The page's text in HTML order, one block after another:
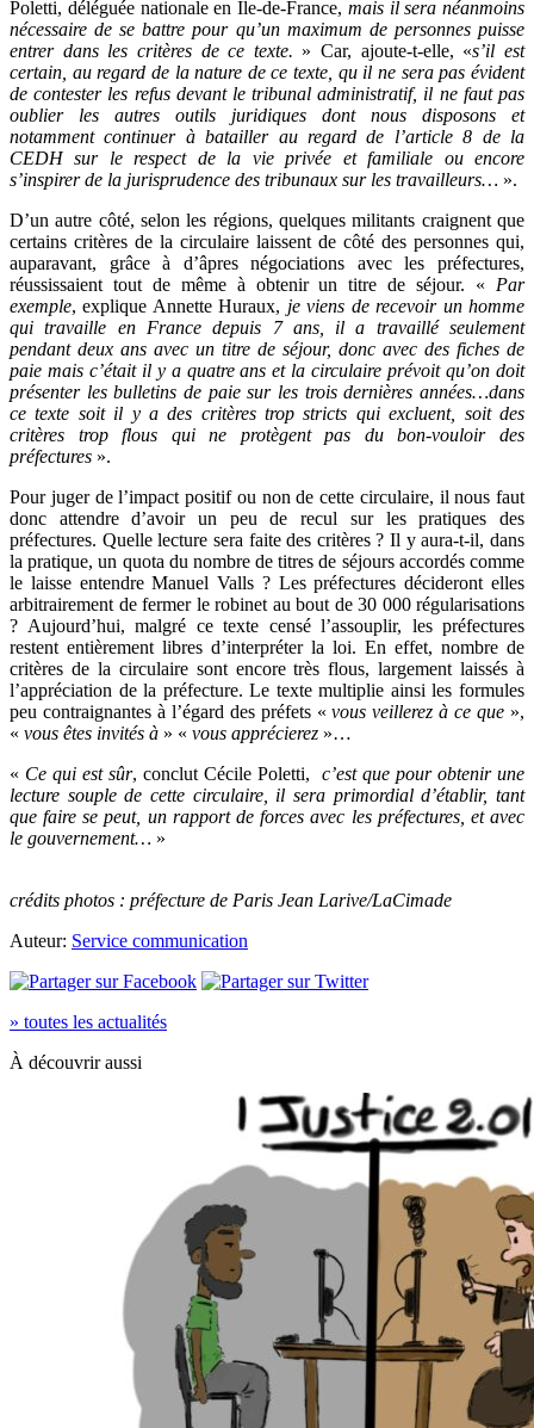
Poletti, déléguée nationale en Ile-de-France, mais il sera néanmoins
nécessaire de se battre pour qu’un maximum de personnes puisse
entrer dans les critères de ce texte. » Car, ajoute-t-elle, «s’il est
certain, au regard de la nature de ce texte, qu il ne sera pas évident
de contester les refus devant le tribunal administratif, il ne faut pas
oublier les autres outils juridiques dont nous disposons et
notamment continuer à batailler au regard de l’article 8 de la
CEDH sur le respect de la vie privée et familiale ou encore
s’inspirer de la jurisprudence des tribunaux sur les travailleurs… ».
D’un autre côté, selon les régions, quelques militants craignent que
certains critères de la circulaire laissent de côté des personnes qui,
auparavant, grâce à d’âpres négociations avec les préfectures,
réussissaient tout de même à obtenir un titre de séjour. « Par
exemple, explique Annette Huraux, je viens de recevoir un homme
qui travaille en France depuis 7 ans, il a travaillé seulement
pendant deux ans avec un titre de séjour, donc avec des fiches de
paie mais c’était il y a quatre ans et la circulaire prévoit qu’on doit
présenter les bulletins de paie sur les trois dernières années…dans
ce texte soit il y a des critères trop stricts qui excluent, soit des
critères trop flous qui ne protègent pas du bon-vouloir des
préfectures ».
Pour juger de l’impact positif ou non de cette circulaire, il nous faut
donc attendre d’avoir un peu de recul sur les pratiques des
préfectures. Quelle lecture sera faite des critères ? Il y aura-t-il, dans
la pratique, un quota du nombre de titres de séjours accordés comme
le laisse entendre Manuel Valls ? Les préfectures décideront elles
arbitrairement de fermer le robinet au bout de 30 000 régularisations
? Aujourd’hui, malgré ce texte censé l’assouplir, les préfectures
restent entièrement libres d’interpréter la loi. En effet, nombre de
critères de la circulaire sont encore très flous, largement laissés à
l’appréciation de la préfecture. Le texte multiplie ainsi les formules
peu contraignantes à l’égard des préfets «vous veillerez à ce que »,
« vous êtes invités à » « vous apprécierez »…
« Ce qui est sûr, conclut Cécile Poletti,
c’est que pour obtenir une
lecture souple de cette circulaire, il sera primordial d’établir, tant
que faire se peut, un rapport de forces avec les préfectures, et avec
le gouvernement… »
crédits photos : préfecture de Paris Jean Larive/LaCimade
Auteur: Service communication
» toutes les actualités
À découvrir aussi